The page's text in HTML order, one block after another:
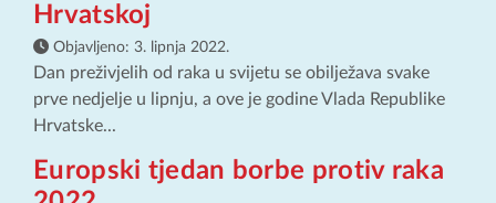
Hrvatskoj
Objavljeno: 3. lipnja 2022.
Dan preživjelih od raka u svijetu se obilježava svake
prve nedjelje u lipnju, a ove je godine Vlada Republike
Hrvatske...
Europski tjedan borbe protiv raka